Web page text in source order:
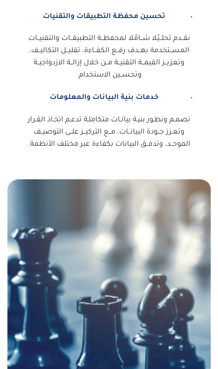
تحسين محفظة التطبيقات والتقنيات
نقــدم تحلــيًلا شــامًلا لمحفظــة التطبيقــات والتقنيــات
المســتخدمة بهــدف رفــع الكفــاءة، تقليــل التكاليــف،
وتعزيــز القيمــة التقنيــة مــن خلال إزالــة الازدواجيــة
وتحســين الاستخدام.
خدمات بنية البيانات والمعلومات
نصمـم ونطـور بنيـة بيانـات متكاملـة تدعـم اتخـاذ القـرار
وتعـزز جــودة البيانــات، مــع التركيــز علــى التوصيــف
الموحــد، وتدفــق البيانات بكفاءة عبر مختلف الأنظمة.